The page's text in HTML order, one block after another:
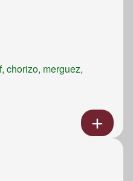
chorizo, merguez,